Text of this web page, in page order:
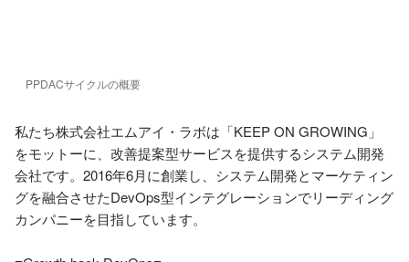
PPDACサイクルの概要
私たち株式会社エムアイ・ラボは「KEEP ON GROWING」
をモットーに、改善提案型サービスを提供するシステム開発
会社です。2016年6月に創業し、システム開発とマーケティン
グを融合させたDevOps型インテグレーションでリーディング
カンパニーを目指しています。